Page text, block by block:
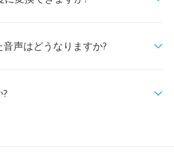
声はどうなりますか?